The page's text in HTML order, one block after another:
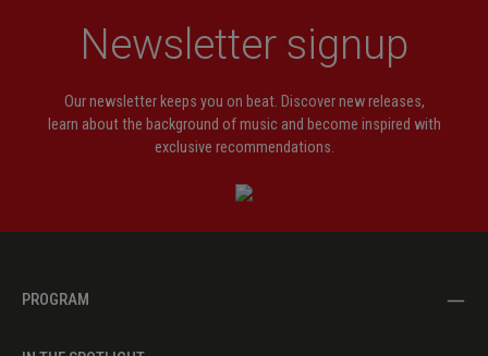
Newsletter signup
Our newsletter keeps you on beat. Discover new releases,
learn about the background of music and become inspired with
exclusive recommendations.
PROGRAM